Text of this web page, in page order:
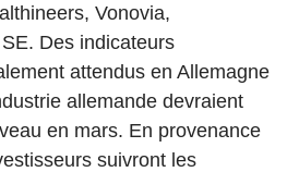
Vonovia,
Des indicateurs
attendus en Allemagne
allemande devraient
en mars. En provenance
suivront les